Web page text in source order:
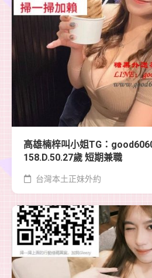
高雄楠梓叫小姐TG：
158.D.50.27歲 短期兼職
台灣本土正妹外約